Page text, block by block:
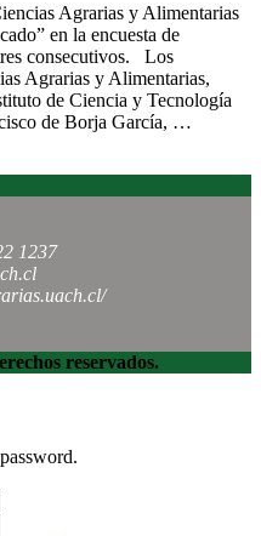
Agrarias y Alimentarias
en la encuesta de
consecutivos. Los
Agrarias y Alimentarias,
de Ciencia y Tecnología
de Borja García, …
1237
reservados.